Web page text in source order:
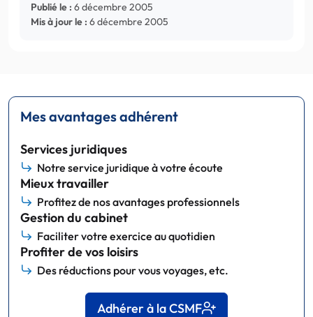
Publié le : 6 décembre 2005
Mis à jour le : 6 décembre 2005
Mes avantages adhérent
Services juridiques
Notre service juridique à votre écoute
Mieux travailler
Profitez de nos avantages professionnels
Gestion du cabinet
Faciliter votre exercice au quotidien
Profiter de vos loisirs
Des réductions pour vous voyages, etc.
Adhérer à la CSMF